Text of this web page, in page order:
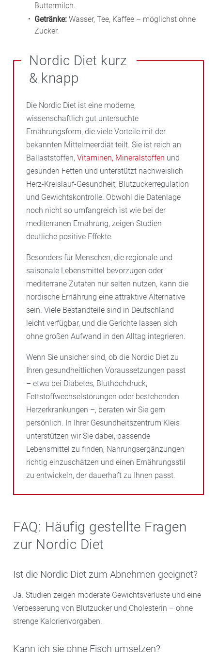
Buttermilch.
Getränke: Wasser, Tee, Kaffee – möglichst ohne
Zucker.
Nordic Diet kurz
& knapp
Die Nordic Diet ist eine moderne,
wissenschaftlich gut untersuchte
Ernährungsform, die viele Vorteile mit der
bekannten Mittelmeerdiät teilt. Sie ist reich an
Ballaststoffen, Vitaminen, Mineralstoffen und
gesunden Fetten und unterstützt nachweislich
Herz-Kreislauf-Gesundheit, Blutzuckerregulation
und Gewichtskontrolle. Obwohl die Datenlage
noch nicht so umfangreich ist wie bei der
mediterranen Ernährung, zeigen Studien
deutliche positive Effekte.
Besonders für Menschen, die regionale und
saisonale Lebensmittel bevorzugen oder
mediterrane Zutaten nur selten nutzen, kann die
nordische Ernährung eine attraktive Alternative
sein. Viele Bestandteile sind in Deutschland
leicht verfügbar, und die Gerichte lassen sich
ohne großen Aufwand in den Alltag integrieren.
Wenn Sie unsicher sind, ob die Nordic Diet zu
Ihren gesundheitlichen Voraussetzungen passt
– etwa bei Diabetes, Bluthochdruck,
Fettstoffwechselstörungen oder bestehenden
Herzerkrankungen –, beraten wir Sie gern
persönlich. In Ihrer Gesundheitszentrum Kleis
unterstützen wir Sie dabei, passende
Lebensmittel zu finden, Nahrungsergänzungen
richtig einzuschätzen und einen Ernährungsstil
zu entwickeln, der dauerhaft zu Ihnen passt.
FAQ: Häufig gestellte Fragen
zur Nordic Diet
Ist die Nordic Diet zum Abnehmen geeignet?
Ja. Studien zeigen moderate Gewichtsverluste und eine
Verbesserung von Blutzucker und Cholesterin – ohne
strenge Kalorienvorgaben.
Kann ich sie ohne Fisch umsetzen?